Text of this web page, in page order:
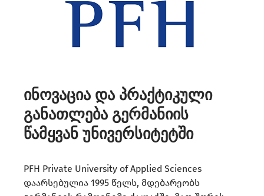
ინოვაცია და პრაქტიკული
განათლება გერმანიის
წამყვან უნივერსიტეტში
PFH Private University of Applied Sciences
დაარსებულია 1995 წელს, მდებარეობს